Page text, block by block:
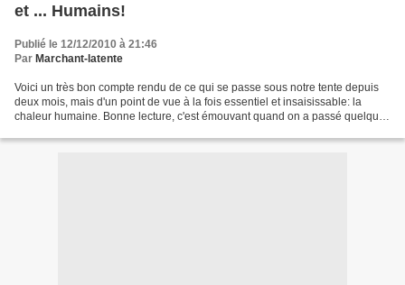
et ... Humains!
Publié le 12/12/2010 à 21:46
Par Marchant-latente
Voici un très bon compte rendu de ce qui se passe sous notre tente depuis
deux mois, mais d'un point de vue à la fois essentiel et insaisissable: la
chaleur humaine. Bonne lecture, c'est émouvant quand on a passé quelques